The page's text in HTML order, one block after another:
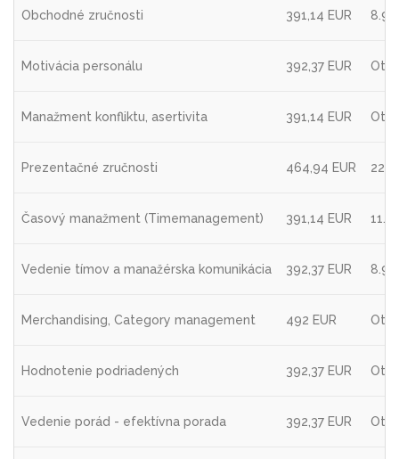
Obchodné zručnosti 391,14 EUR
Motivácia personálu 392,37 EUR
Manažment konfliktu, asertivita 391,14 EUR
Prezentačné zručnosti 464,94 EUR
Časový manažment (Timemanagement) 391,14 EUR
Vedenie tímov a manažérska komunikácia 392,37 EUR
Merchandising, Category management 492 EUR
Hodnotenie podriadených 392,37 EUR
Vedenie porád - efektívna porada 392,37 EUR